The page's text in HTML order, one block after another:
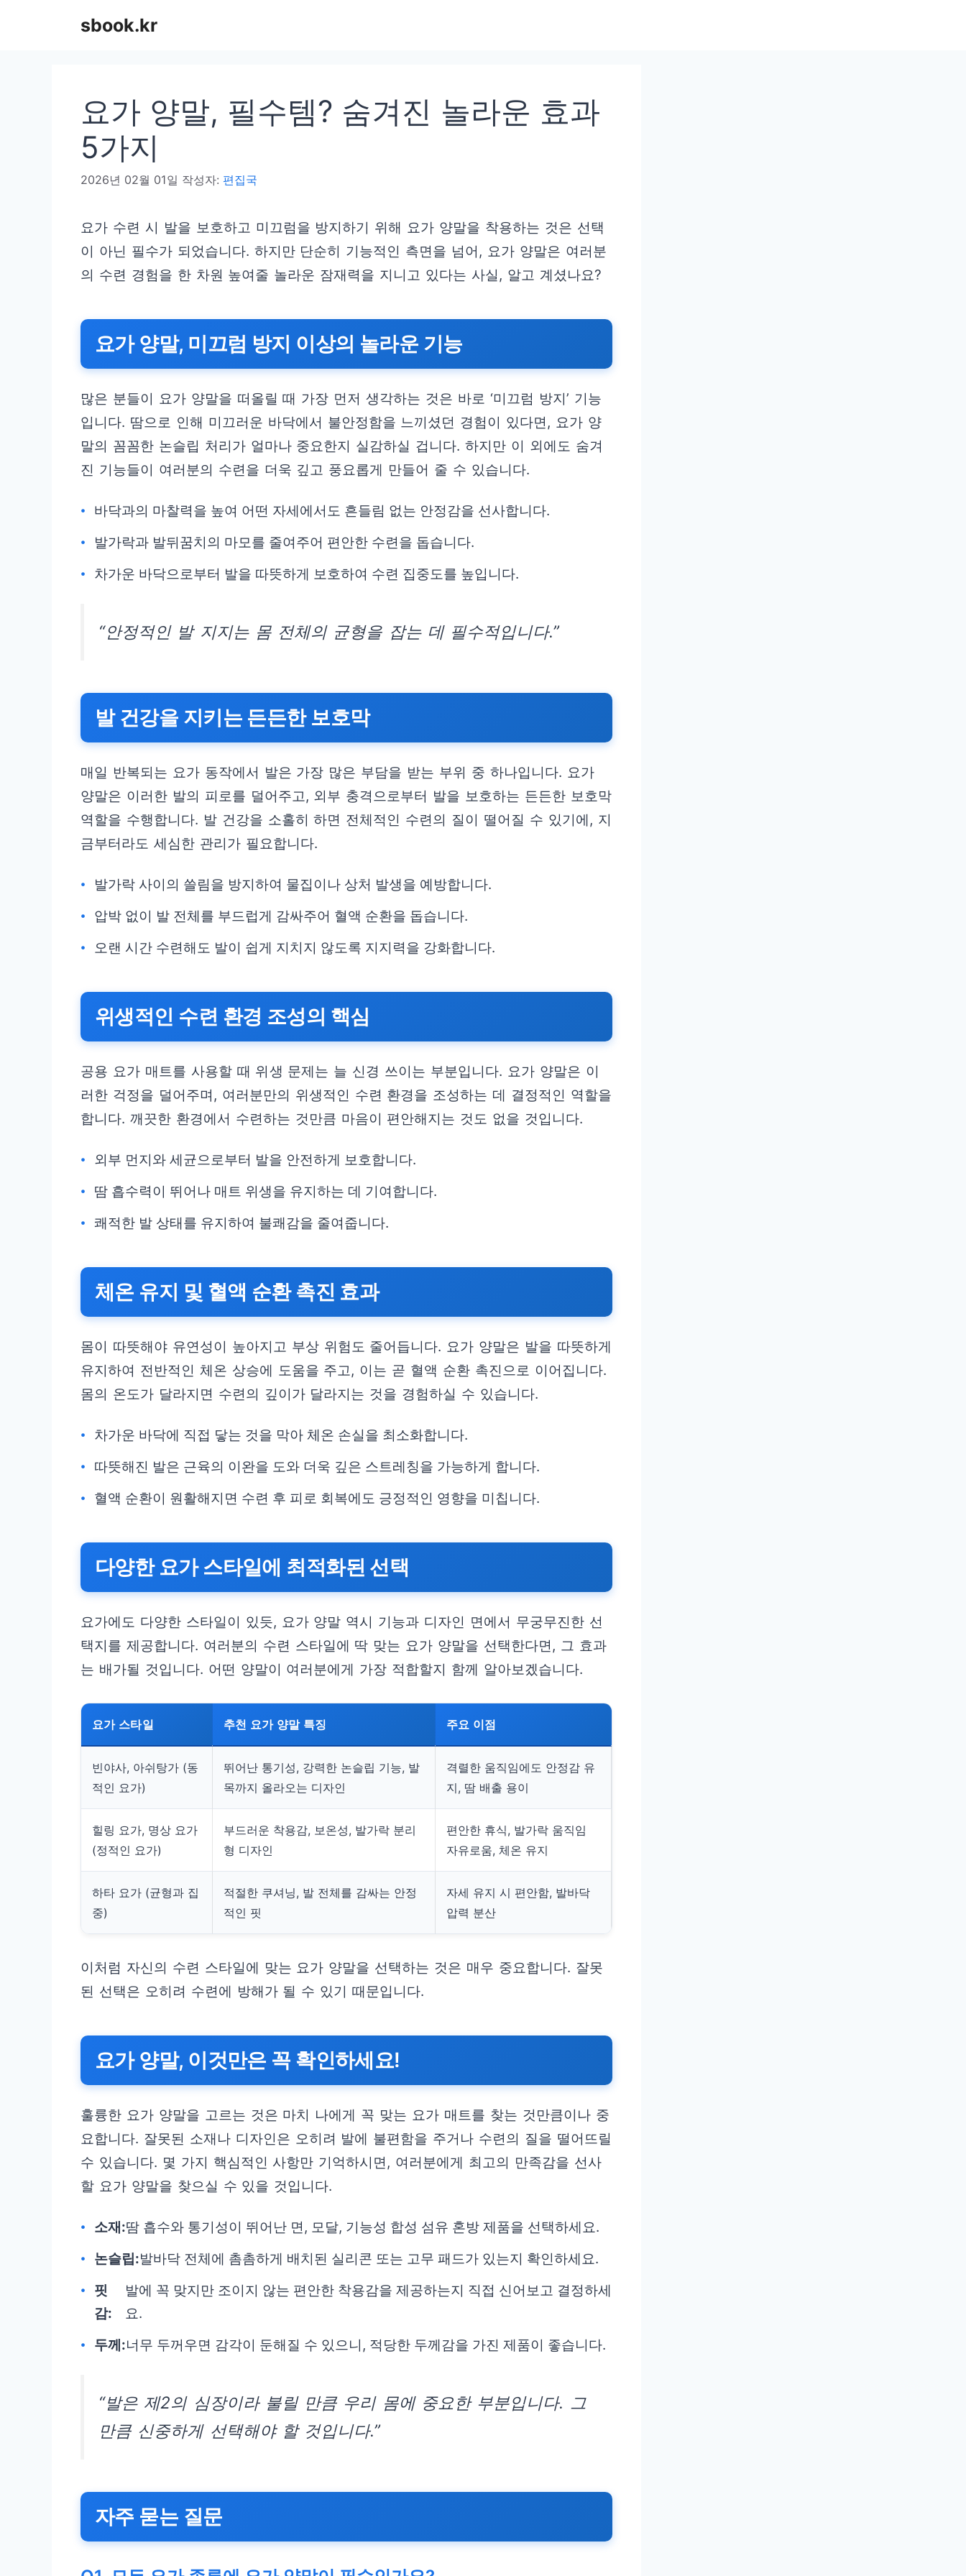
sbook.kr
요가 양말, 필수템? 숨겨진 놀라운 효과
5가지
2026년 02월 01일 작성자: 편집국
요가 수련 시 발을 보호하고 미끄럼을 방지하기 위해 요가 양말을 착용하는 것은 선택
이 아닌 필수가 되었습니다. 하지만 단순히 기능적인 측면을 넘어, 요가 양말은 여러분
의 수련 경험을 한 차원 높여줄 놀라운 잠재력을 지니고 있다는 사실, 알고 계셨나요?
요가 양말, 미끄럼 방지 이상의 놀라운 기능
많은 분들이 요가 양말을 떠올릴 때 가장 먼저 생각하는 것은 바로 ‘미끄럼 방지’ 기능
입니다. 땀으로 인해 미끄러운 바닥에서 불안정함을 느끼셨던 경험이 있다면, 요가 양
말의 꼼꼼한 논슬립 처리가 얼마나 중요한지 실감하실 겁니다. 하지만 이 외에도 숨겨
진 기능들이 여러분의 수련을 더욱 깊고 풍요롭게 만들어 줄 수 있습니다.
바닥과의 마찰력을 높여 어떤 자세에서도 흔들림 없는 안정감을 선사합니다.
발가락과 발뒤꿈치의 마모를 줄여주어 편안한 수련을 돕습니다.
차가운 바닥으로부터 발을 따뜻하게 보호하여 수련 집중도를 높입니다.
“안정적인 발 지지는 몸 전체의 균형을 잡는 데 필수적입니다.”
발 건강을 지키는 든든한 보호막
매일 반복되는 요가 동작에서 발은 가장 많은 부담을 받는 부위 중 하나입니다. 요가
양말은 이러한 발의 피로를 덜어주고, 외부 충격으로부터 발을 보호하는 든든한 보호막
역할을 수행합니다. 발 건강을 소홀히 하면 전체적인 수련의 질이 떨어질 수 있기에, 지
금부터라도 세심한 관리가 필요합니다.
발가락 사이의 쓸림을 방지하여 물집이나 상처 발생을 예방합니다.
압박 없이 발 전체를 부드럽게 감싸주어 혈액 순환을 돕습니다.
오랜 시간 수련해도 발이 쉽게 지치지 않도록 지지력을 강화합니다.
위생적인 수련 환경 조성의 핵심
공용 요가 매트를 사용할 때 위생 문제는 늘 신경 쓰이는 부분입니다. 요가 양말은 이
러한 걱정을 덜어주며, 여러분만의 위생적인 수련 환경을 조성하는 데 결정적인 역할을
합니다. 깨끗한 환경에서 수련하는 것만큼 마음이 편안해지는 것도 없을 것입니다.
외부 먼지와 세균으로부터 발을 안전하게 보호합니다.
땀 흡수력이 뛰어나 매트 위생을 유지하는 데 기여합니다.
쾌적한 발 상태를 유지하여 불쾌감을 줄여줍니다.
체온 유지 및 혈액 순환 촉진 효과
몸이 따뜻해야 유연성이 높아지고 부상 위험도 줄어듭니다. 요가 양말은 발을 따뜻하게
유지하여 전반적인 체온 상승에 도움을 주고, 이는 곧 혈액 순환 촉진으로 이어집니다.
몸의 온도가 달라지면 수련의 깊이가 달라지는 것을 경험하실 수 있습니다.
차가운 바닥에 직접 닿는 것을 막아 체온 손실을 최소화합니다.
따뜻해진 발은 근육의 이완을 도와 더욱 깊은 스트레칭을 가능하게 합니다.
혈액 순환이 원활해지면 수련 후 피로 회복에도 긍정적인 영향을 미칩니다.
다양한 요가 스타일에 최적화된 선택
요가에도 다양한 스타일이 있듯, 요가 양말 역시 기능과 디자인 면에서 무궁무진한 선
택지를 제공합니다. 여러분의 수련 스타일에 딱 맞는 요가 양말을 선택한다면, 그 효과
는 배가될 것입니다. 어떤 양말이 여러분에게 가장 적합할지 함께 알아보겠습니다.
요가 스타일 추천 요가 양말 특징 주요 이점
빈야사, 아쉬탕가 (동
적인 요가)
뛰어난 통기성, 강력한 논슬립 기능, 발
목까지 올라오는 디자인
격렬한 움직임에도 안정감 유
지, 땀 배출 용이
힐링 요가, 명상 요가
(정적인 요가)
부드러운 착용감, 보온성, 발가락 분리
형 디자인
편안한 휴식, 발가락 움직임
자유로움, 체온 유지
하타 요가 (균형과 집
중)
적절한 쿠셔닝, 발 전체를 감싸는 안정
적인 핏
자세 유지 시 편안함, 발바닥
압력 분산
이처럼 자신의 수련 스타일에 맞는 요가 양말을 선택하는 것은 매우 중요합니다. 잘못
된 선택은 오히려 수련에 방해가 될 수 있기 때문입니다.
요가 양말, 이것만은 꼭 확인하세요!
훌륭한 요가 양말을 고르는 것은 마치 나에게 꼭 맞는 요가 매트를 찾는 것만큼이나 중
요합니다. 잘못된 소재나 디자인은 오히려 발에 불편함을 주거나 수련의 질을 떨어뜨릴
수 있습니다. 몇 가지 핵심적인 사항만 기억하시면, 여러분에게 최고의 만족감을 선사
할 요가 양말을 찾으실 수 있을 것입니다.
소재:땀 흡수와 통기성이 뛰어난 면, 모달, 기능성 합성 섬유 혼방 제품을 선택하세요.
논슬립:발바닥 전체에 촘촘하게 배치된 실리콘 또는 고무 패드가 있는지 확인하세요.
핏
감:
발에 꼭 맞지만 조이지 않는 편안한 착용감을 제공하는지 직접 신어보고 결정하세
요.
두께:너무 두꺼우면 감각이 둔해질 수 있으니, 적당한 두께감을 가진 제품이 좋습니다.
“발은 제2의 심장이라 불릴 만큼 우리 몸에 중요한 부분입니다. 그
만큼 신중하게 선택해야 할 것입니다.”
자주 묻는 질문